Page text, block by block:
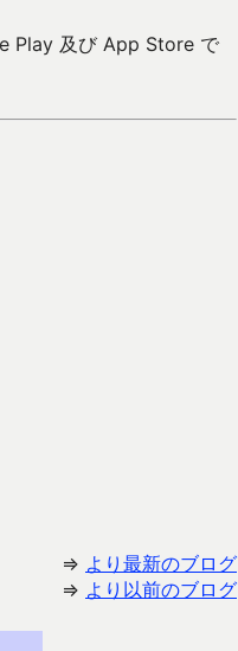
Play 及び App Store で
⇒ より最新のブログ
⇒ より以前のブログ